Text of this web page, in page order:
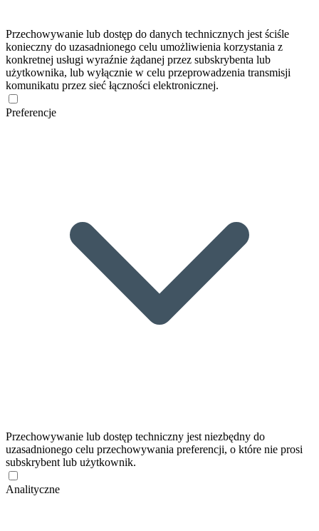
Przechowywanie lub dostęp do danych technicznych jest ściśle
konieczny do uzasadnionego celu umożliwienia korzystania z
konkretnej usługi wyraźnie żądanej przez subskrybenta lub
użytkownika, lub wyłącznie w celu przeprowadzenia transmisji
komunikatu przez sieć łączności elektronicznej.
Preferencje
Przechowywanie lub dostęp techniczny jest niezbędny do
uzasadnionego celu przechowywania preferencji, o które nie prosi
subskrybent lub użytkownik.
Analityczne